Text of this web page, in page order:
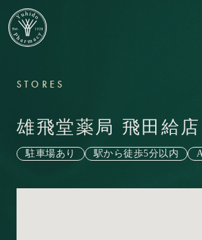
STORES
雄飛堂薬局 飛田給店
駐車場あり 駅から徒歩5分以内